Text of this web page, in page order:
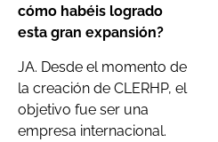
cómo habéis logrado
esta gran expansión?
JA. Desde el momento de
la creación de CLERHP, el
objetivo fue ser una
empresa internacional.